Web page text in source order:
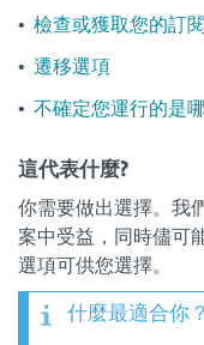
• 檢查或獲取您的訂閱
• 遷移選項
• 不確定您運行的是
這代表什麼?
你需要做出選擇。我
案中受益，同時儘可
選項可供您選擇。
什麼最適合你？